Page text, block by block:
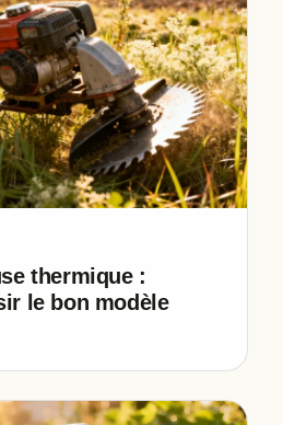
thermique :
le bon modèle